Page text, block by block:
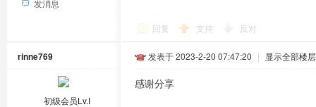
发消息
回复 支持 反对
rinne769
初级会员Lv.Ⅰ
发表于 2023-2-20 07:47:20 | 显示全部楼层
感谢分享